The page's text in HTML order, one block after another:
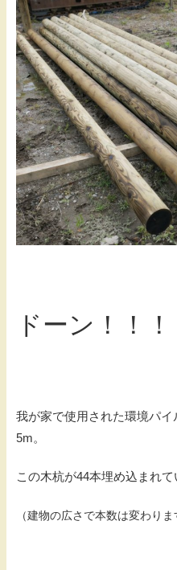
ドーン！！！
我が家で使用された環境パ
5m。
この木杭が44本埋め込まれて
（建物の広さで本数は変わりま